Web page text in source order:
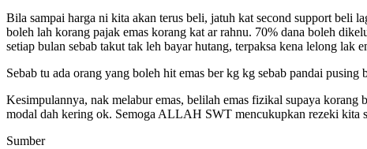
Bila sampai harga ni kita akan terus beli, jatuh kat second support beli
boleh lah korang pajak emas korang kat ar rahnu. 70% dana boleh
setiap bulan sebab takut tak leh bayar hutang, terpaksa kena lelong lak
Sebab tu ada orang yang boleh hit emas ber kg kg sebab pandai
Kesimpulannya, nak melabur emas, belilah emas fizikal supaya
modal dah kering ok. Semoga ALLAH SWT mencukupkan rezeki kita
Sumber